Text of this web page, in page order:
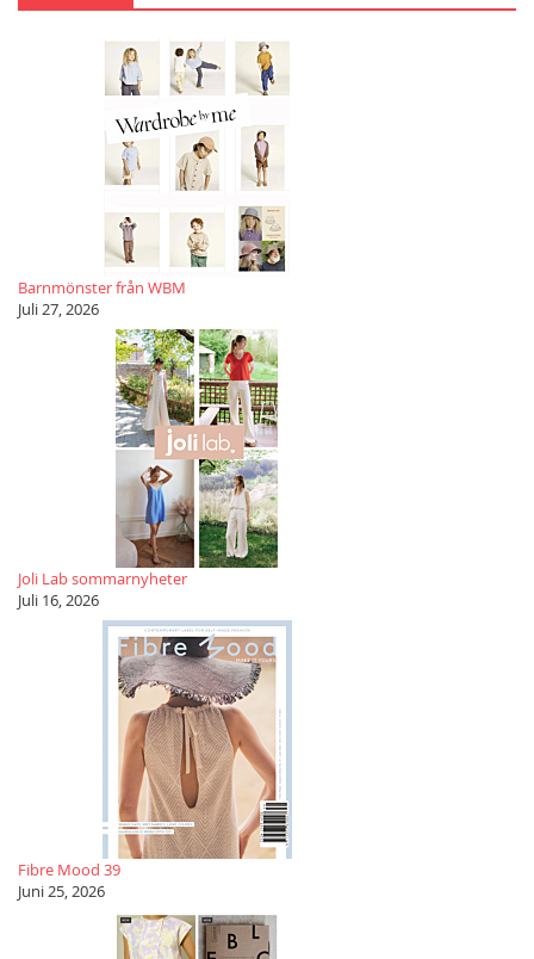
Barnmönster från WBM
Juli 27, 2026
Joli Lab sommarnyheter
Juli 16, 2026
Fibre Mood 39
Juni 25, 2026